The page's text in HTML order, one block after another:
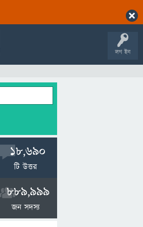
লগ ইন
18,690
টি উত্তর
889,999
জন সদস্য